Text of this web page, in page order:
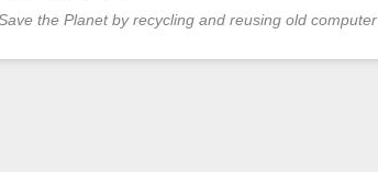
the Planet by recycling and reusing old